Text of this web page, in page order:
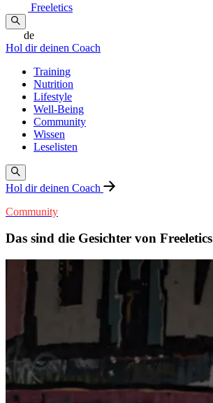
Freeletics
de
Hol dir deinen Coach
Training
Nutrition
Lifestyle
Well-Being
Community
Wissen
Leselisten
Hol dir deinen Coach
Community
Das sind die Gesichter von Freeletics